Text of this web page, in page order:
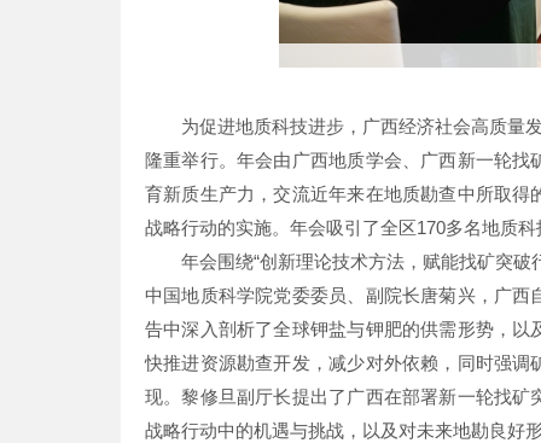
为促进地质科技进步，广西经济社会高质量
隆重举行。年会由广西地质学会、广西新一轮
育新质生产力，交流近年来在地质勘查中所取
战略行动的实施。年会吸引了全区170多名地质
年会围绕“创新理论技术方法，赋能找矿突
中国地质科学院党委委员、副院长唐菊兴，广
告中深入剖析了全球钾盐与钾肥的供需形势，
快推进资源勘查开发，减少对外依赖，同时强
现。黎修旦副厅长提出了广西在部署新一轮找
战略行动中的机遇与挑战，以及对未来地勘良好